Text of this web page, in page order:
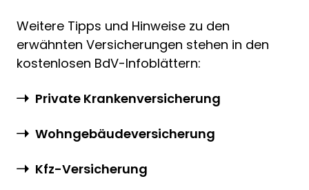
Weitere Tipps und Hinweise zu den
erwähnten Versicherungen stehen in den
kostenlosen BdV-Infoblättern:
Private Krankenversicherung
Wohngebäudeversicherung
Kfz-Versicherung